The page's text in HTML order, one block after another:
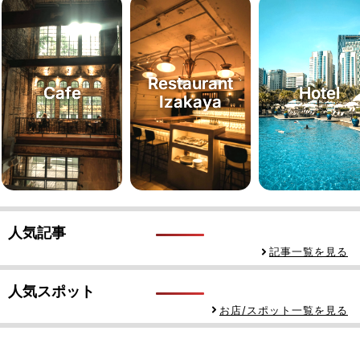
Cafe
Restaurant
Izakaya
Hotel
人気記事
記事一覧を見る
人気スポット
お店/スポット一覧を見る